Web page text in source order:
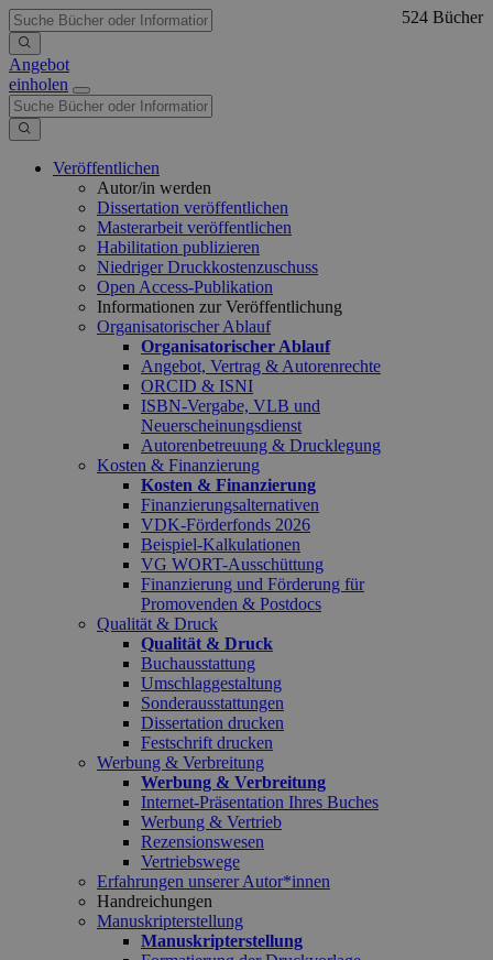
Angebot
einholen
Veröffentlichen
Autor/in werden
Dissertation veröffentlichen
Masterarbeit veröffentlichen
Habilitation publizieren
Niedriger Druckkostenzuschuss
Open Access-Publikation
Informationen zur Veröffentlichung
Organisatorischer Ablauf
Organisatorischer Ablauf
Angebot, Vertrag & Autorenrechte
ORCID & ISNI
ISBN-Vergabe, VLB und
Neuerscheinungsdienst
Autorenbetreuung & Drucklegung
Kosten & Finanzierung
Kosten & Finanzierung
Finanzierungsalternativen
VDK-Förderfonds 2026
Beispiel-Kalkulationen
VG WORT-Ausschüttung
Finanzierung und Förderung für
Promovenden & Postdocs
Qualität & Druck
Qualität & Druck
Buchausstattung
Umschlaggestaltung
Sonderausstattungen
Dissertation drucken
Festschrift drucken
Werbung & Verbreitung
Werbung & Verbreitung
Internet-Präsentation Ihres Buches
Werbung & Vertrieb
Rezensionswesen
Vertriebswege
Erfahrungen unserer Autor*innen
Handreichungen
Manuskripterstellung
Manuskripterstellung
524 Bücher